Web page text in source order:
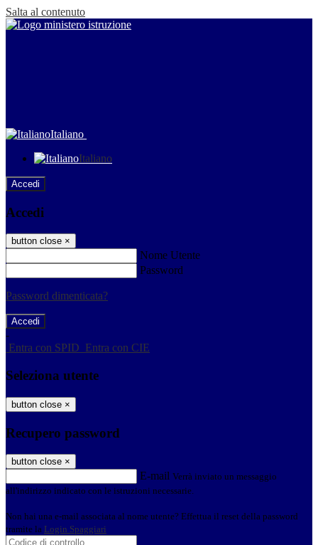
Salta al contenuto
Italiano
Italiano
Accedi
Accedi
button close ×
Nome Utente
Password
Password dimenticata?
-
Entra con SPID Entra con CIE
Seleziona utente
button close ×
Recupero password
button close ×
E-mail Verrà inviato un messaggio
all'indirizzo indicato con le istruzioni necessarie.
Non hai una e-mail associata al nome utente? Effettua il reset della password
tramite la Login Spaggiari